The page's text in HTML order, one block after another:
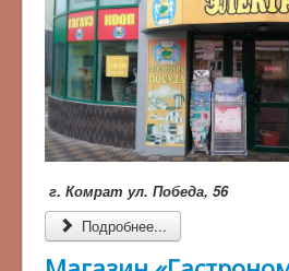
г. Комрат ул. Победа, 56
Подробнее...